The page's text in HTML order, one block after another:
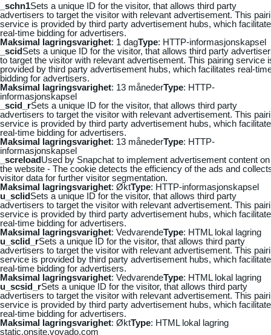
_schn1Sets a unique ID for the visitor, that allows third party
advertisers to target the visitor with relevant advertisement. This
service is provided by third party advertisement hubs, which
real-time bidding for advertisers.
Maksimal lagringsvarighet: 1 dagType: HTTP-informasjonskapsel
_scidSets a unique ID for the visitor, that allows third party
to target the visitor with relevant advertisement. This pairing service
provided by third party advertisement hubs, which facilitates real-
bidding for advertisers.
Maksimal lagringsvarighet: 13 månederType: HTTP-
informasjonskapsel
_scid_rSets a unique ID for the visitor, that allows third party
advertisers to target the visitor with relevant advertisement. This
service is provided by third party advertisement hubs, which
real-time bidding for advertisers.
Maksimal lagringsvarighet: 13 månederType: HTTP-
informasjonskapsel
_screloadUsed by Snapchat to implement advertisement content on
the website - The cookie detects the efficiency of the ads and
visitor data for further visitor segmentation.
Maksimal lagringsvarighet: ØktType: HTTP-informasjonskapsel
u_sclidSets a unique ID for the visitor, that allows third party
advertisers to target the visitor with relevant advertisement. This
service is provided by third party advertisement hubs, which
real-time bidding for advertisers.
Maksimal lagringsvarighet: VedvarendeType: HTML lokal lagring
u_sclid_rSets a unique ID for the visitor, that allows third party
advertisers to target the visitor with relevant advertisement. This
service is provided by third party advertisement hubs, which
real-time bidding for advertisers.
Maksimal lagringsvarighet: VedvarendeType: HTML lokal lagring
u_scsid_rSets a unique ID for the visitor, that allows third party
advertisers to target the visitor with relevant advertisement. This
service is provided by third party advertisement hubs, which
real-time bidding for advertisers.
Maksimal lagringsvarighet: ØktType: HTML lokal lagring
static.onsite.voyado.com